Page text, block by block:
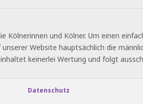
und Kölner. Um einen
Website hauptsächlich die
keinerlei Wertung und folgt
Datenschutz